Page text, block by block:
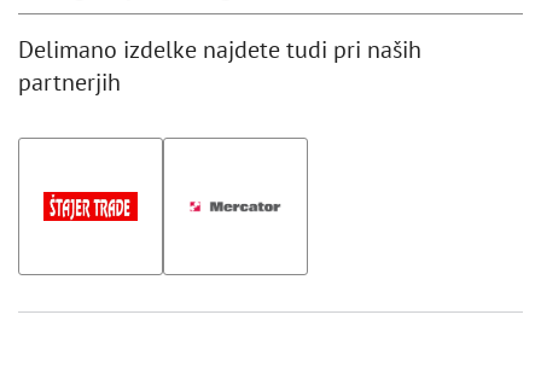
Delimano izdelke najdete tudi pri naših
partnerjih